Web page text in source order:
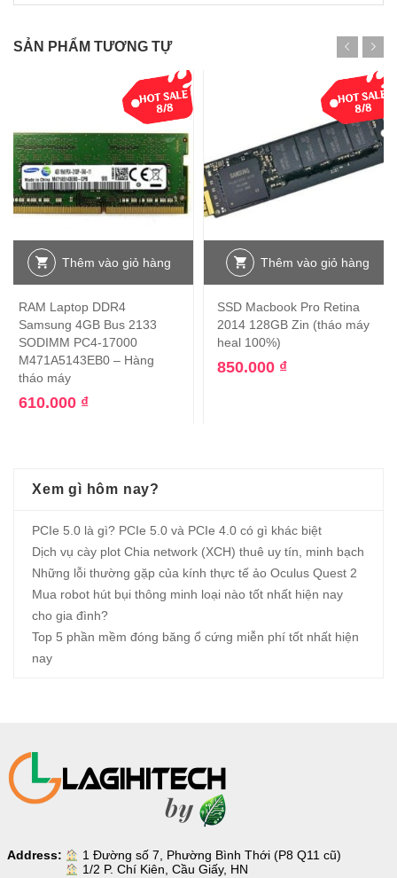
SẢN PHẨM TƯƠNG TỰ
Thêm vào giỏ hàng
RAM Laptop DDR4
Samsung 4GB Bus 2133
SODIMM PC4-17000
M471A5143EB0 – Hàng
tháo máy
610.000 ₫
Thêm vào giỏ hàng
SSD Macbook Pro Retina
2014 128GB Zin (tháo máy
heal 100%)
850.000 ₫
Xem gì hôm nay?
PCIe 5.0 là gì? PCIe 5.0 và PCIe 4.0 có gì khác biệt
Dịch vụ cày plot Chia network (XCH) thuê uy tín, minh bạch
Những lỗi thường gặp của kính thực tế ảo Oculus Quest 2
Mua robot hút bụi thông minh loại nào tốt nhất hiện nay
cho gia đình?
Top 5 phần mềm đóng băng ổ cứng miễn phí tốt nhất hiện
nay
Address:
1 Đường số 7, Phường Bình Thới (P8 Q11 cũ)
1/2 P. Chí Kiên, Cầu Giấy, HN